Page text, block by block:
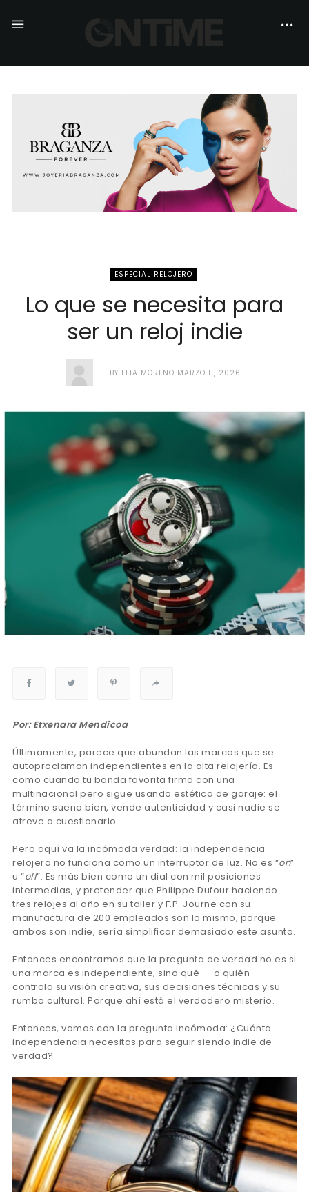
ESPECIAL RELOJERO
Lo que se necesita para
ser un reloj indie
BY ELIA MORENO MARZO 11, 2026
Por: Etxenara Mendicoa
Últimamente, parece que abundan las marcas que se
autoproclaman independientes en la alta relojería. Es
como cuando tu banda favorita firma con una
multinacional pero sigue usando estética de garaje: el
término suena bien, vende autenticidad y casi nadie se
atreve a cuestionarlo.
Pero aquí va la incómoda verdad: la independencia
relojera no funciona como un interruptor de luz. No es “on”
u “off”. Es más bien como un dial con mil posiciones
intermedias, y pretender que Philippe Dufour haciendo
tres relojes al año en su taller y F.P. Journe con su
manufactura de 200 empleados son lo mismo, porque
ambos son indie, sería simplificar demasiado este asunto.
Entonces encontramos que la pregunta de verdad no es si
una marca es independiente, sino qué -–o quién–
controla su visión creativa, sus decisiones técnicas y su
rumbo cultural. Porque ahí está el verdadero misterio.
Entonces, vamos con la pregunta incómoda: ¿Cuánta
independencia necesitas para seguir siendo indie de
verdad?